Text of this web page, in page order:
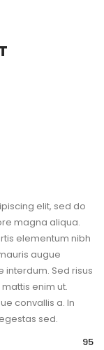
elit, sed do
magna aliqua.
elementum nibh
augue
interdum. Sed risus
enim ut.
convallis a. In
sed.
95